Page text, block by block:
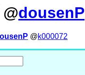
dousenP
@k000072